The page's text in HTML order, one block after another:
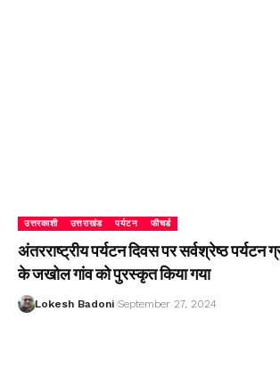
उत्तरकाशी उत्तराखंड पर्यटन फीचर्ड
अंतरराष्ट्रीय पर्यटन दिवस पर सर्वश्रेष्ठ पर्यटन
के जखोल गांव को पुरस्कृत किया गया
Lokesh Badoni September 27, 2024